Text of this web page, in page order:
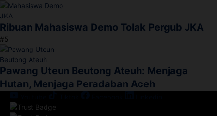
Ribuan Mahasiswa Demo Tolak Pergub JKA
#5
Pawang Uteun Beutong Ateuh: Menjaga
Hutan, Menjaga Peradaban Aceh